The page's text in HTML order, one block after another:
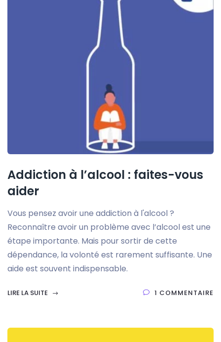
Addiction à l’alcool : faites-vous
aider
Vous pensez avoir une addiction à l'alcool ?
Reconnaître avoir un problème avec l’alcool est une
étape importante. Mais pour sortir de cette
dépendance, la volonté est rarement suffisante. Une
aide est souvent indispensable.
LIRE LA SUITE 1 COMMENTAIRE